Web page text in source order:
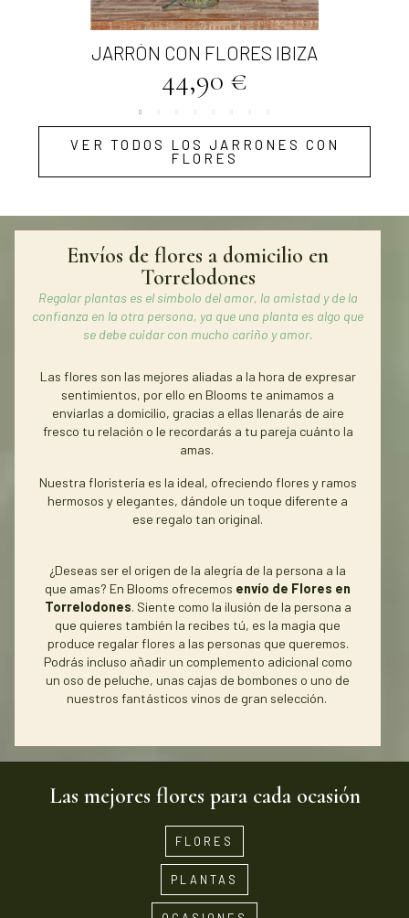
Vista rápida
JARRÓN CON FLORES IBIZA
44,90 €
VER TODOS LOS JARRONES CON
FLORES
Envíos de flores a domicilio en
Torrelodones
Regalar plantas es el símbolo del amor, la amistad y de la
confianza en la otra persona, ya que una planta es algo que
se debe cuidar con mucho cariño y amor.
Las flores son las mejores aliadas a la hora de expresar
sentimientos, por ello en Blooms te animamos a
enviarlas a domicilio, gracias a ellas llenarás de aire
fresco tu relación o le recordarás a tu pareja cuánto la
amas.
Nuestra floristería es la ideal, ofreciendo flores y ramos
hermosos y elegantes, dándole un toque diferente a
ese regalo tan original.
¿Deseas ser el origen de la alegría de la persona a la
que amas? En Blooms ofrecemos envío de Flores en
Torrelodones. Siente como la ilusión de la persona a
que quieres también la recibes tú, es la magia que
produce regalar flores a las personas que queremos.
Podrás incluso añadir un complemento adicional como
un oso de peluche, unas cajas de bombones o uno de
nuestros fantásticos vinos de gran selección.
Las mejores flores para cada ocasión
FLORES
PLANTAS